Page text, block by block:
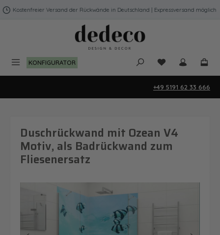
Zum Hauptinhalt springen
Kostenfreier Versand der Rückwände in Deutschland | Expressversand möglich
KONFIGURATOR Du hast 0
+49 5191 62 33 666
Duschrückwand mit Ozean V4
Motiv, als Badrückwand zum
Fliesenersatz
Bildergalerie überspringen